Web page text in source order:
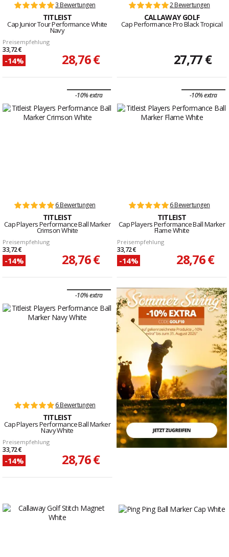
3 Bewertungen
TITLEIST
Cap Junior Tour Performance White
Navy
Preisempfehlung
33,72 €
-14% 28,76 €
2 Bewertungen
CALLAWAY GOLF
Cap Performance Pro Black Tropical
27,77 €
-10% extra
6 Bewertungen
TITLEIST
Cap Players Performance Ball Marker
Crimson White
Preisempfehlung
33,72 €
-14% 28,76 €
-10% extra
6 Bewertungen
TITLEIST
Cap Players Performance Ball Marker
Flame White
Preisempfehlung
33,72 €
-14% 28,76 €
-10% extra
6 Bewertungen
TITLEIST
Cap Players Performance Ball Marker
Navy White
Preisempfehlung
33,72 €
-14% 28,76 €